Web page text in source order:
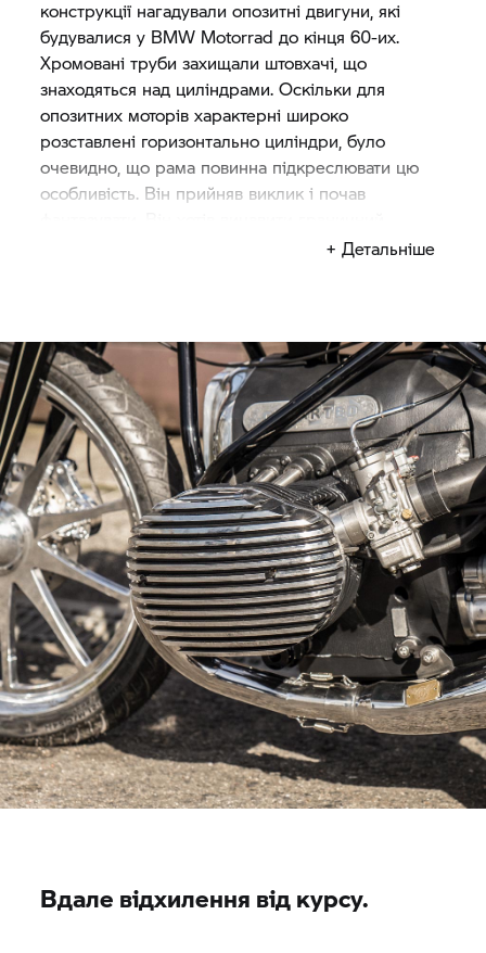
конструкції нагадували опозитні двигуни, які
будувалися у BMW Motorrad до кінця 60-их.
Хромовані труби захищали штовхачі, що
знаходяться над циліндрами. Оскільки для
опозитних моторів характерні широко
розставлені горизонтально циліндри, було
очевидно, що рама повинна підкреслювати цю
особливість. Він прийняв виклик і почав
максимум з мотора. І тоді у Юічі виникла ідея -
+ Детальніше
Вдале відхилення від курсу.